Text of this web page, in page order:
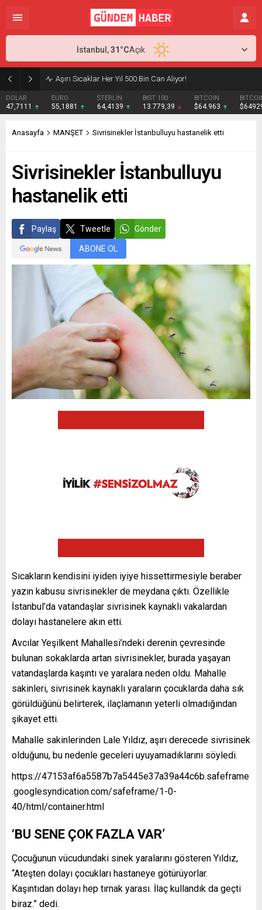
Aşırı Sıcaklar Her Yıl 500 Bin Can Alıyor!
DOLAR
47,7111
EURO
55,1881
STERLİN
64,4139
BIST 100
13.779,39
BITCOIN
$64.963
İstanbul,31°CAçık
Anasayfa MANŞET Sivrisinekler İstanbulluyu hastanelik etti
Sivrisinekler İstanbulluyu
hastanelik etti
Paylaş Tweetle Gönder
ABONE OL
Sıcakların kendisini iyiden iyiye hissettirmesiyle beraber
yazın kabusu sivrisinekler de meydana çıktı. Özellikle
İstanbul’da vatandaşlar sivrisinek kaynaklı vakalardan
dolayı hastanelere akın etti.
Avcılar Yeşilkent Mahallesi’ndeki derenin çevresinde
bulunan sokaklarda artan sivrisinekler, burada yaşayan
vatandaşlarda kaşıntı ve yaralara neden oldu. Mahalle
sakinleri, sivrisinek kaynaklı yaraların çocuklarda daha sık
görüldüğünü belirterek, ilaçlamanın yeterli olmadığından
şikayet etti.
Mahalle sakinlerinden Lale Yıldız, aşırı derecede sivrisinek
olduğunu, bu nedenle geceleri uyuyamadıklarını söyledi.
https://47153af6a5587b7a5445e37a39a44c6b.safeframe
.googlesyndication.com/safeframe/1-0-
40/html/container.html
‘BU SENE ÇOK FAZLA VAR’
Çocuğunun vücudundaki sinek yaralarını gösteren Yıldız,
“Ateşten dolayı çocukları hastaneye götürüyorlar.
Kaşıntıdan dolayı hep tırnak yarası. İlaç kullandık da geçti
biraz.” dedi.